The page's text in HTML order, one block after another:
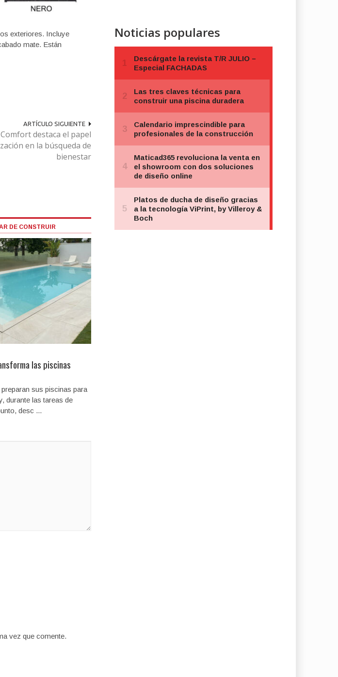
exteriores. Incluye
mate. Están
ARTÍCULO SIGUIENTE
destaca el papel
en la búsqueda de
bienestar
DE CONSTRUIR
las piscinas
sus piscinas para
durante las tareas de
desc ...
vez que comente.
Noticias populares